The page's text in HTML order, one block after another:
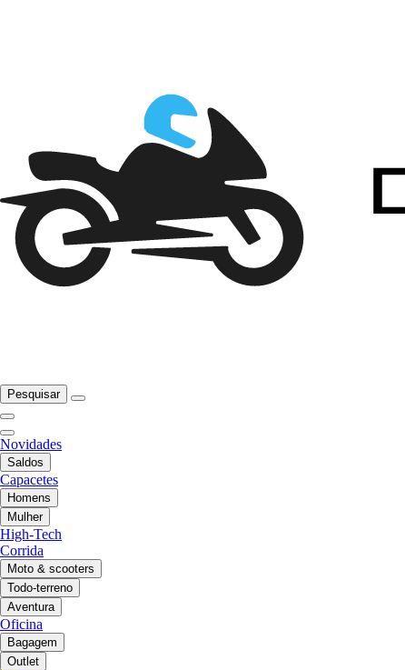
Pesquisar
Novidades
Saldos
Capacetes
Homens
Mulher
High-Tech
Corrida
Moto & scooters
Todo-terreno
Aventura
Oficina
Bagagem
Outlet